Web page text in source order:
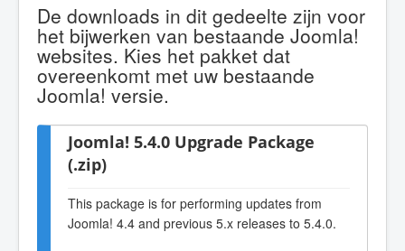
De downloads in dit gedeelte zijn voor
het bijwerken van bestaande Joomla!
websites. Kies het pakket dat
overeenkomt met uw bestaande
Joomla! versie.
Joomla! 5.4.0 Upgrade Package
(.zip)
This package is for performing updates from
Joomla! 4.4 and previous 5.x releases to 5.4.0.